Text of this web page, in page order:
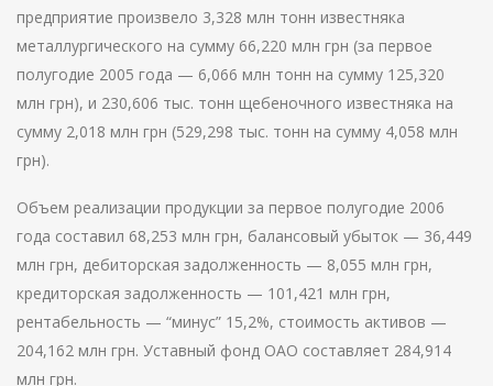
предприятие произвело 3,328 млн тонн известняка
металлургического на сумму 66,220 млн грн (за первое
полугодие 2005 года — 6,066 млн тонн на сумму 125,320
млн грн), и 230,606 тыс. тонн щебеночного известняка на
сумму 2,018 млн грн (529,298 тыс. тонн на сумму 4,058 млн
грн).
Объем реализации продукции за первое полугодие 2006
года составил 68,253 млн грн, балансовый убыток — 36,449
млн грн, дебиторская задолженность — 8,055 млн грн,
кредиторская задолженность — 101,421 млн грн,
рентабельность — “минус” 15,2%, стоимость активов —
204,162 млн грн. Уставный фонд ОАО составляет 284,914
млн грн.